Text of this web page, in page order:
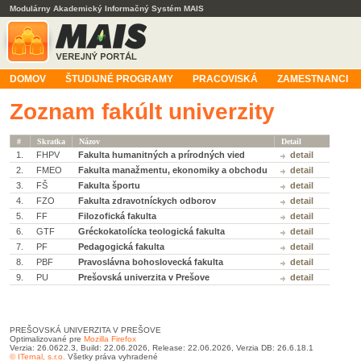
Modulárny Akademický Informačný Systém MAIS
DOMOV ŠTUDIJNÉ PROGRAMY PRACOVISKÁ ZAMESTNANCI
Zoznam fakúlt univerzity
# Skratka Názov Detail
1. FHPV Fakulta humanitných a prírodných vied
detail
2.
FMEO Fakulta manažmentu, ekonomiky a obchodu
detail
3.
FŠ Fakulta športu
detail
4.
FZO Fakulta zdravotníckych odborov
detail
5.
FF Filozofická fakulta
detail
6.
GTF Gréckokatolícka teologická fakulta
detail
7.
PF Pedagogická fakulta
detail
8.
PBF Pravoslávna bohoslovecká fakulta
detail
9.
PU Prešovská univerzita v Prešove detail
PREŠOVSKÁ UNIVERZITA V PREŠOVE
Optimalizované pre Mozilla Firefox
Verzia: 26.0622.3, Build: 22.06.2026, Release: 22.06.2026, Verzia DB: 26.6.18.1
© ITernal, s.r.o. Všetky práva vyhradené